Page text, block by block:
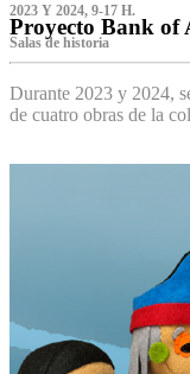
2023 Y 2024, 9-17 H.
Proyecto Bank of
S‌alas de historia
Durante 2023 y 2024,
de cuatro obras de la